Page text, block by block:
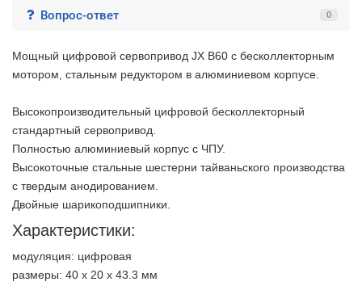
Вопрос-ответ 0
Мощный цифровой сервопривод JX B60 с бесколлекторным
мотором, стальным редуктором в алюминиевом корпусе.
Высокопроизводительный цифровой бесколлекторный
стандартный сервопривод.
Полностью алюминиевый корпус с ЧПУ.
Высокоточные стальные шестерни тайваньского производства
с твердым анодированием.
Двойные шарикоподшипники.
Характеристики:
модуляция: цифровая
размеры: 40 х 20 х 43.3 мм